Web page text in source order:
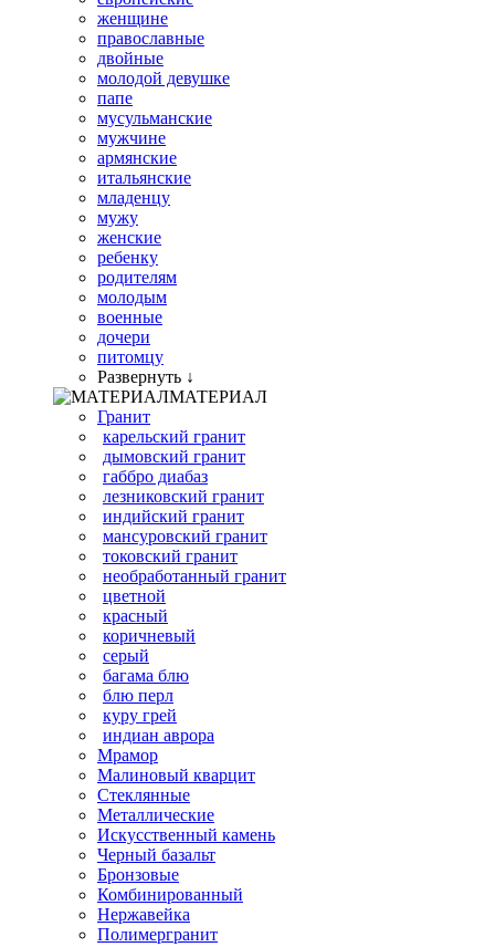
женщине
православные
двойные
молодой девушке
папе
мусульманские
мужчине
армянские
итальянские
младенцу
мужу
женские
ребенку
родителям
молодым
военные
дочери
питомцу
Развернуть ↓
МАТЕРИАЛ
Гранит
карельский гранит
дымовский гранит
габбро диабаз
лезниковский гранит
индийский гранит
мансуровский гранит
токовский гранит
необработанный гранит
цветной
красный
коричневый
серый
багама блю
блю перл
куру грей
индиан аврора
Мрамор
Малиновый кварцит
Стеклянные
Металлические
Искусственный камень
Черный базальт
Бронзовые
Комбинированный
Нержавейка
Полимергранит